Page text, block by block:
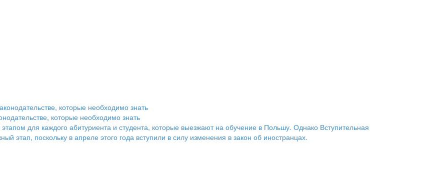
которые необходимо знать
для каждого абитуриента и студента, которые выезжают на обучение в Польшу. Однако Вступительная
этап, поскольку в апреле этого года вступили в силу изменения в закон об иностранцах.